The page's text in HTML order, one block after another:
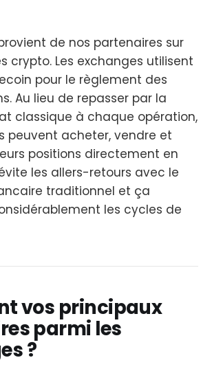
de nos partenaires sur
crypto. Les exchanges utilisent
pour le règlement des
Au lieu de repasser par la
classique à chaque opération,
peuvent acheter, vendre et
positions directement en
évite les allers-retours avec le
traditionnel et ça
les cycles de
vos principaux
parmi les
?